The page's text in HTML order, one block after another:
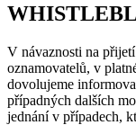
V návaznosti na
oznamovatelů, v
dovolujeme
případných dalších
jednání v případech,